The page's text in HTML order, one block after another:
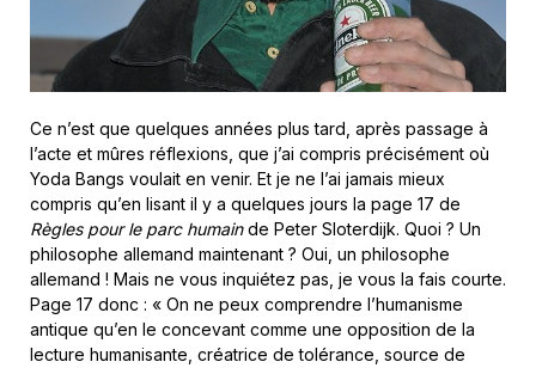
Ce n’est que quelques années plus tard, après passage à
l’acte et mûres réflexions, que j’ai compris précisément où
Yoda Bangs voulait en venir. Et je ne l’ai jamais mieux
compris qu’en lisant il y a quelques jours la page 17 de
Règles pour le parc humainde Peter Sloterdijk. Quoi ? Un
philosophe allemand maintenant ? Oui, un philosophe
allemand ! Mais ne vous inquiétez pas, je vous la fais courte.
Page 17 donc : « On ne peux comprendre l’humanisme
antique qu’en le concevant comme une opposition de la
lecture humanisante, créatrice de tolérance, source de